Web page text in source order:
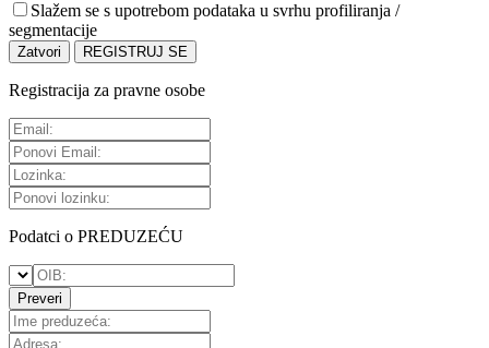
Slažem se s upotrebom podataka u svrhu profiliranja /
segmentacije
Zatvori REGISTRUJ SE
Registracija za pravne osobe
Podatci o PREDUZEĆU
Preveri